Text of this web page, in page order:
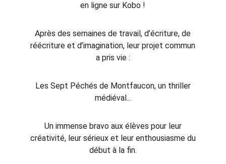
en ligne sur Kobo !
Après des semaines de travail, d’écriture, de
réécriture et d’imagination, leur projet commun
a pris vie :
Les Sept Péchés de Montfaucon, un thriller
médiéval...
Un immense bravo aux élèves pour leur
créativité, leur sérieux et leur enthousiasme du
début à la fin.